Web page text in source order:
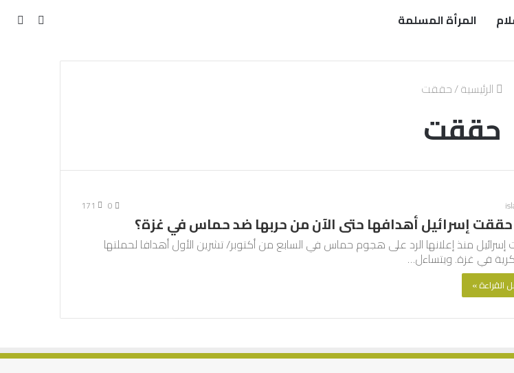
المرأة المسلمة
مقال
الرئيسية/حققت
حققت
0
171
إسرائيل أهدافها حتى الآن من حربها ضد حماس في غزة؟
منذ إعلانها الرد على هجوم حماس في السابع من أكتوبر/ تشرين الأول أهدافا لحملتها
في غزة. ويتساءل…
القراءة »